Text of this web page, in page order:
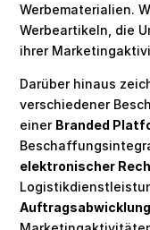
Werbematerialien.
Werbeartikeln, die
ihrer
Darüber hinaus
verschiedener
einer Branded
elektronischer